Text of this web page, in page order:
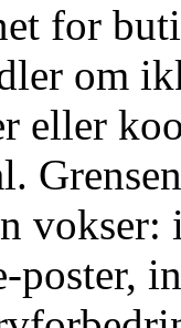
for
om
eller
vokser:
poster,